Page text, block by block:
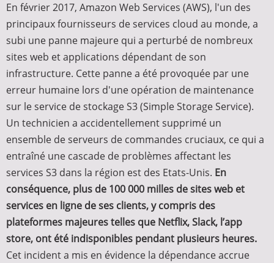
En février 2017, Amazon Web Services (AWS), l'un des
principaux fournisseurs de services cloud au monde, a
subi une panne majeure qui a perturbé de nombreux
sites web et applications dépendant de son
infrastructure. Cette panne a été provoquée par une
erreur humaine lors d'une opération de maintenance
sur le service de stockage S3 (Simple Storage Service).
Un technicien a accidentellement supprimé un
ensemble de serveurs de commandes cruciaux, ce qui a
entraîné une cascade de problèmes affectant les
services S3 dans la région est des Etats-Unis. En
conséquence, plus de 100 000 milles de sites web et
services en ligne de ses clients, y compris des
plateformes majeures telles que Netflix, Slack, l’app
store, ont été indisponibles pendant plusieurs heures.
Cet incident a mis en évidence la dépendance accrue